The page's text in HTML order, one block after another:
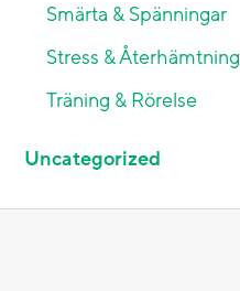
Smärta & Spänningar
Stress & Återhämtning
Träning & Rörelse
Uncategorized